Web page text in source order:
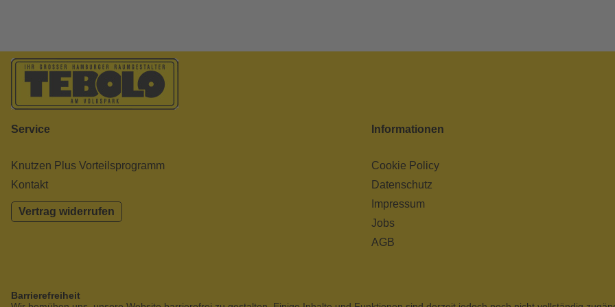
Service
Knutzen Plus Vorteilsprogramm
Kontakt
Vertrag widerrufen
Informationen
Cookie Policy
Datenschutz
Impressum
Jobs
AGB
Barrierefreiheit